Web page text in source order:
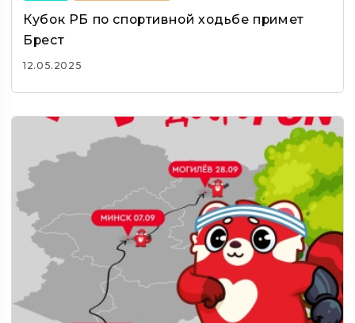
Кубок РБ по спортивной ходьбе примет
Брест
12.05.2025